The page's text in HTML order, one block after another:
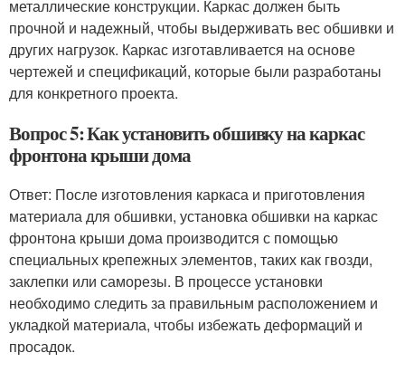
металлические конструкции. Каркас должен быть
прочной и надежный, чтобы выдерживать вес обшивки и
других нагрузок. Каркас изготавливается на основе
чертежей и спецификаций, которые были разработаны
для конкретного проекта.
Вопрос 5: Как установить обшивку на каркас
фронтона крыши дома
Ответ: После изготовления каркаса и приготовления
материала для обшивки, установка обшивки на каркас
фронтона крыши дома производится с помощью
специальных крепежных элементов, таких как гвозди,
заклепки или саморезы. В процессе установки
необходимо следить за правильным расположением и
укладкой материала, чтобы избежать деформаций и
просадок.